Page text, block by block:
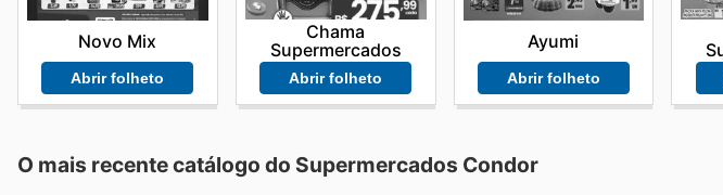
Novo Mix
Abrir folheto
Chama
Supermercados
Abrir folheto
Ayumi
Abrir folheto
O mais recente catálogo do Supermercados Condor